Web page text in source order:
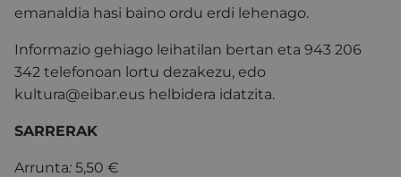
emanaldia hasi baino ordu erdi lehenago.
Informazio gehiago leihatilan bertan eta 943 206
342 telefonoan lortu dezakezu, edo
kultura@eibar.eus helbidera idatzita.
SARRERAK
Arrunta: 5,50 €